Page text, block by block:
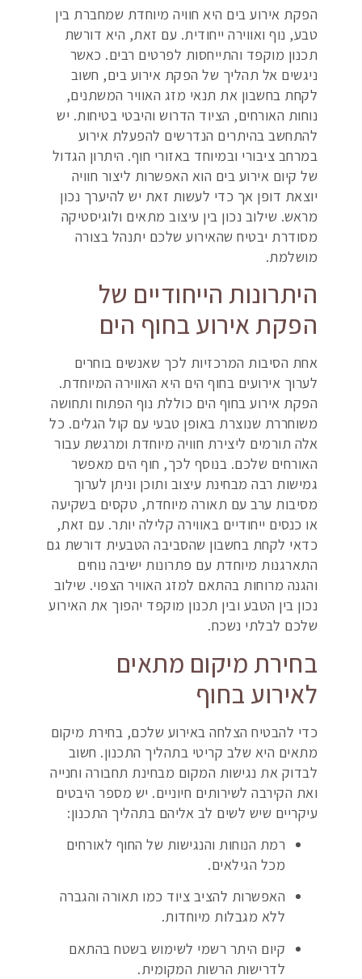
הפקת אירוע בים היא חוויה מיוחדת שמחברת בין
טבע, נוף ואווירה ייחודית. עם זאת, היא דורשת
תכנון מוקפד והתייחסות לפרטים רבים. כאשר
ניגשים אל תהליך של הפקת אירוע בים, חשוב
לקחת בחשבון את תנאי מזג האוויר המשתנים,
נוחות האורחים, הציוד הדרוש והיבטי בטיחות. יש
להתחשב בהיתרים הנדרשים להפעלת אירוע
במרחב ציבורי ובמיוחד באזורי חוף. היתרון הגדול
של קיום אירוע בים הוא האפשרות ליצור חוויה
יוצאת דופן אך כדי לעשות זאת יש להיערך נכון
מראש. שילוב נכון בין עיצוב מתאים ולוגיסטיקה
מסודרת יבטיח שהאירוע שלכם יתנהל בצורה
מושלמת.
היתרונות הייחודיים של
הפקת אירוע בחוף הים
אחת הסיבות המרכזיות לכך שאנשים בוחרים
לערוך אירועים בחוף הים היא האווירה המיוחדת.
הפקת אירוע בחוף הים כוללת נוף הפתוח ותחושה
משוחררת שנוצרת באופן טבעי עם קול הגלים. כל
אלה תורמים ליצירת חוויה מיוחדת ומרגשת עבור
האורחים שלכם. בנוסף לכך, חוף הים מאפשר
גמישות רבה מבחינת עיצוב ותוכן וניתן לערוך
מסיבות ערב עם תאורה מיוחדת, טקסים בשקיעה
או כנסים ייחודיים באווירה קלילה יותר. עם זאת,
כדאי לקחת בחשבון שהסביבה הטבעית דורשת גם
התארגנות מיוחדת עם פתרונות ישיבה נוחים
והגנה מרוחות בהתאם למזג האוויר הצפוי. שילוב
נכון בין הטבע ובין תכנון מוקפד יהפוך את האירוע
שלכם לבלתי נשכח.
בחירת מיקום מתאים
לאירוע בחוף
כדי להבטיח הצלחה באירוע שלכם, בחירת מיקום
מתאים היא שלב קריטי בתהליך התכנון. חשוב
לבדוק את נגישות המקום מבחינת תחבורה וחנייה
ואת הקירבה לשירותים חיוניים. יש מספר היבטים
עיקריים שיש לשים לב אליהם בתהליך התכנון:
רמת הנוחות והנגישות של החוף לאורחים
מכל הגילאים.
האפשרות להציב ציוד כמו תאורה והגברה
ללא מגבלות מיוחדות.
קיום היתר רשמי לשימוש בשטח בהתאם
לדרישות הרשות המקומית.